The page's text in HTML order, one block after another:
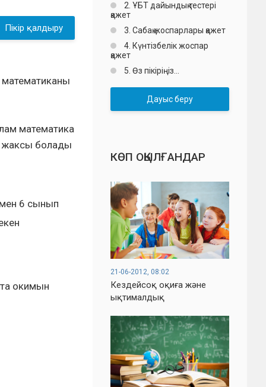
Пікір қалдыру
математика
жаксы болады
6 сынып
окимын
2. ҰБТ дайындық тестері
қажет
3. Сабақ жоспарлары қажет
4. Күнтізбелік жоспар
қажет
5. Өз пікіріңіз...
Дауыс беру
КӨП ОҚЫЛҒАНДАР
21-06-2012, 08:02
Кездейсоқ оқиға және
ықтималдық